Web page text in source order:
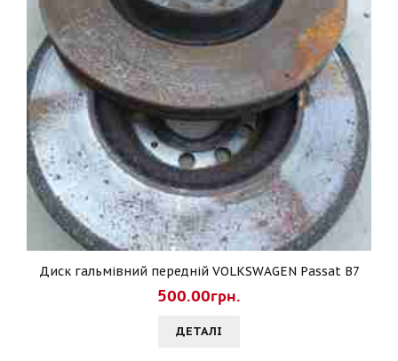
Диск гальмівний передній VOLKSWAGEN Passat B7
500.00грн.
ДЕТАЛI